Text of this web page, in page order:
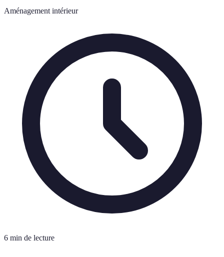
Aménagement intérieur
6 min de lecture